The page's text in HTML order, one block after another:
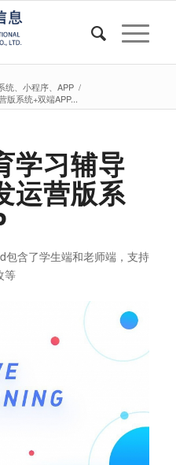
统、小程序、APP /
系统+双端APP...
学习辅导
运营版系
含了学生端和老师端，支持
等